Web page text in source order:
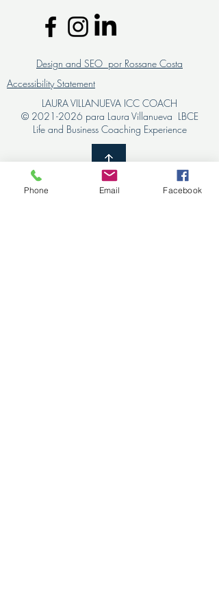
Design and SEO por Rossane Costa
Accessibility Statement
LAURA VILLANUEVA ICC COACH
© 2021-2026 para Laura Villanueva LBCE
Life and Business Coaching Experience
Phone Email Facebook